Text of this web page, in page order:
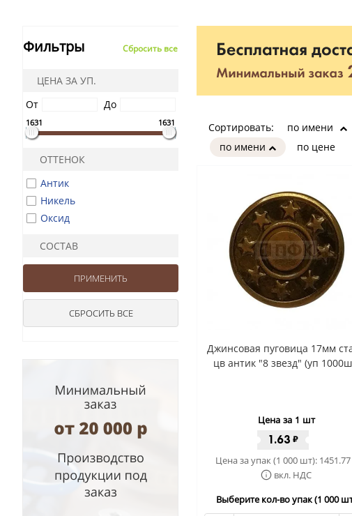
Фильтры Сбросить все
ЦЕНА ЗА УП.
От
До
1631 1631
ОТТЕНОК
Антик
Никель
Оксид
СОСТАВ
Сортировать:
по имени
по цене
по имени
Джинсовая пуговица 17мм
цв антик "8 звезд" (уп
Цена за 1 шт
1.63 ₽
Цена за упак (1 000 шт): 1451.77
вкл. НДС
Выберите кол-во упак (1 000